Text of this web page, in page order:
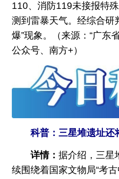
110、消防119未接报特
测到雷暴天气。经综合研
爆”现象。（来源：“广东
公众号、南方+）
科普：三星堆遗址还
详情： 据介绍，三星
续围绕着国家文物局“考